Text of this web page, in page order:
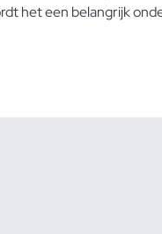
het een belangrijk